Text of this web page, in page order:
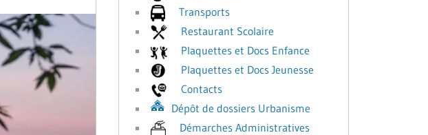
Transports
Restaurant Scolaire
Plaquettes et Docs Enfance
Plaquettes et Docs Jeunesse
Contacts
Dépôt de dossiers Urbanisme
Démarches Administratives